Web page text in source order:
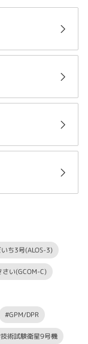
ち3号(ALOS-3)
さい(GCOM-C)
#GPM/DPR
術試験衛星9号機